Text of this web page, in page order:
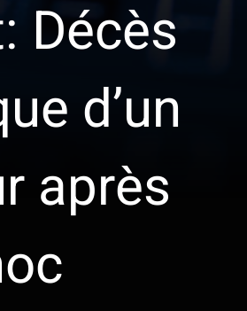
Décès
d’un
après